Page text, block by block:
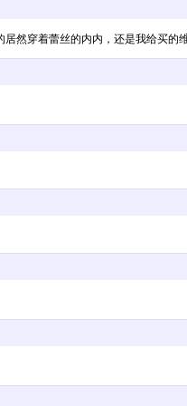
穿着蕾丝的内内，还是我给买的